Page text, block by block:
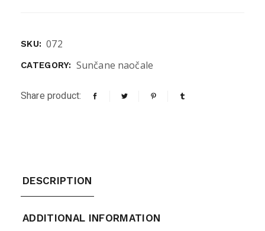
SKU: 072
CATEGORY: Sunčane naočale
Share product:
DESCRIPTION
ADDITIONAL INFORMATION